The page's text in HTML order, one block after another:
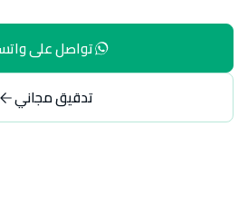
تواصل على
تدقيق مجاني